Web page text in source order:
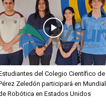
del Colegio Científico de
Zeledón participará en Mundial
Robótica en Estados Unidos